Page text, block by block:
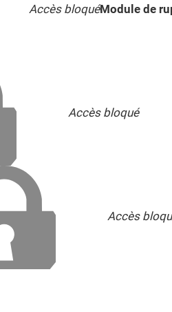
Accès bloquéModule de
Accès bloqué
Accès